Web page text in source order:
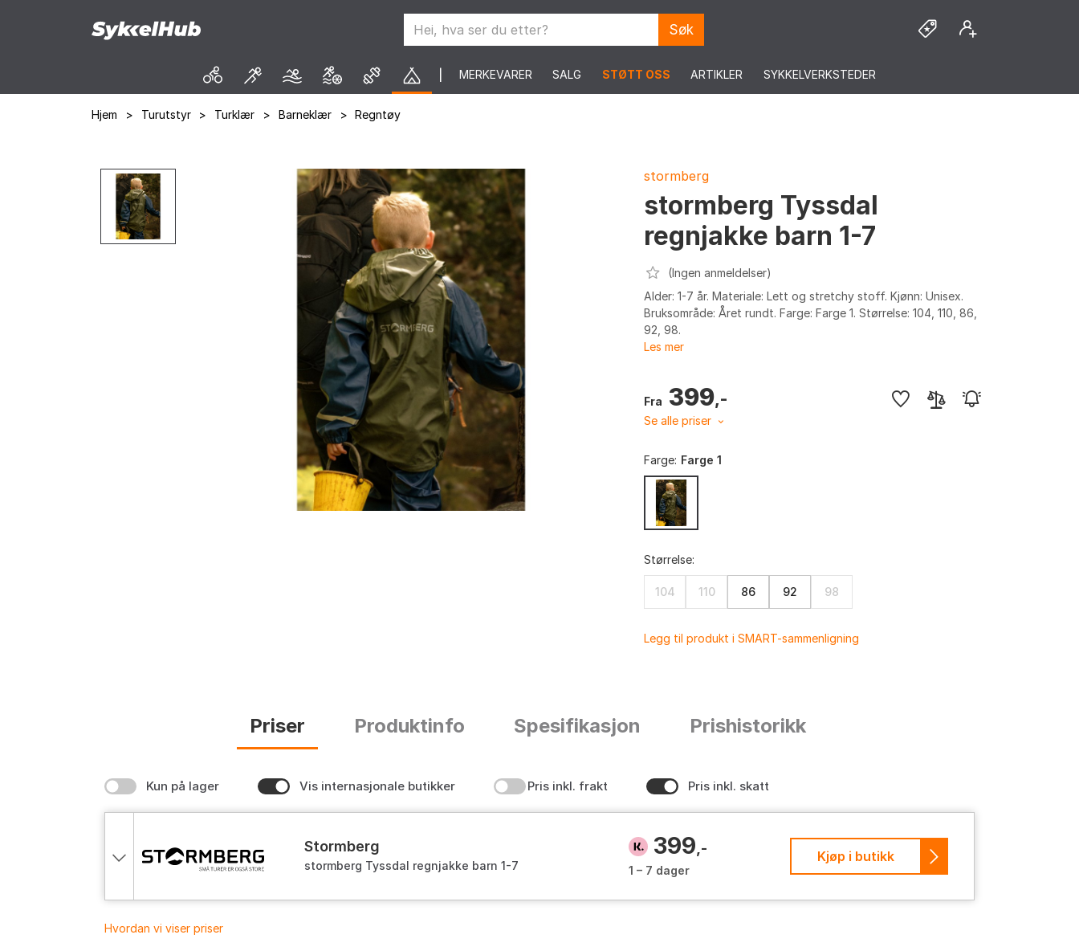
Søk
MERKEVARER SALG STØTT OSS ARTIKLER SYKKELVERKSTEDER
Hjem > Turutstyr > Turklær > Barneklær > Regntøy
stormberg
stormberg Tyssdal
regnjakke barn 1-7
(Ingen anmeldelser)
Alder: 1-7 år. Materiale: Lett og stretchy stoff. Kjønn: Unisex.
Bruksområde: Året rundt. Farge: Farge 1. Størrelse: 104, 110, 86,
92, 98.
Les mer
Fra 399,-
Se alle priser
Farge: Farge 1
Størrelse:
104 110 86 92 98
Legg til produkt i SMART-sammenligning
Priser Produktinfo Spesifikasjon Prishistorikk
Kun på lager Vis internasjonale butikker Pris inkl. frakt Pris inkl. skatt
stormberg
stormberg Tyssdal regnjakke barn 1-7
399,-
1 – 7 dager
Kjøp i butikk
Hvordan vi viser priser